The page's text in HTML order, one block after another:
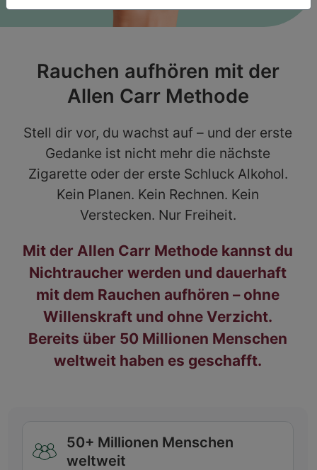
Rauchen aufhören mit der
Allen Carr Methode
Stell dir vor, du wachst auf – und der erste
Gedanke ist nicht mehr die nächste
Zigarette oder der erste Schluck Alkohol.
Kein Planen. Kein Rechnen. Kein
Verstecken. Nur Freiheit.
Mit der Allen Carr Methode kannst du
Nichtraucher werden und dauerhaft
mit dem Rauchen aufhören – ohne
Willenskraft und ohne Verzicht.
Bereits über 50 Millionen Menschen
weltweit haben es geschafft.
50+ Millionen Menschen
weltweit